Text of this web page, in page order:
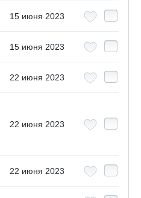
15 июня 2023
15 июня 2023
22 июня 2023
22 июня 2023
22 июня 2023